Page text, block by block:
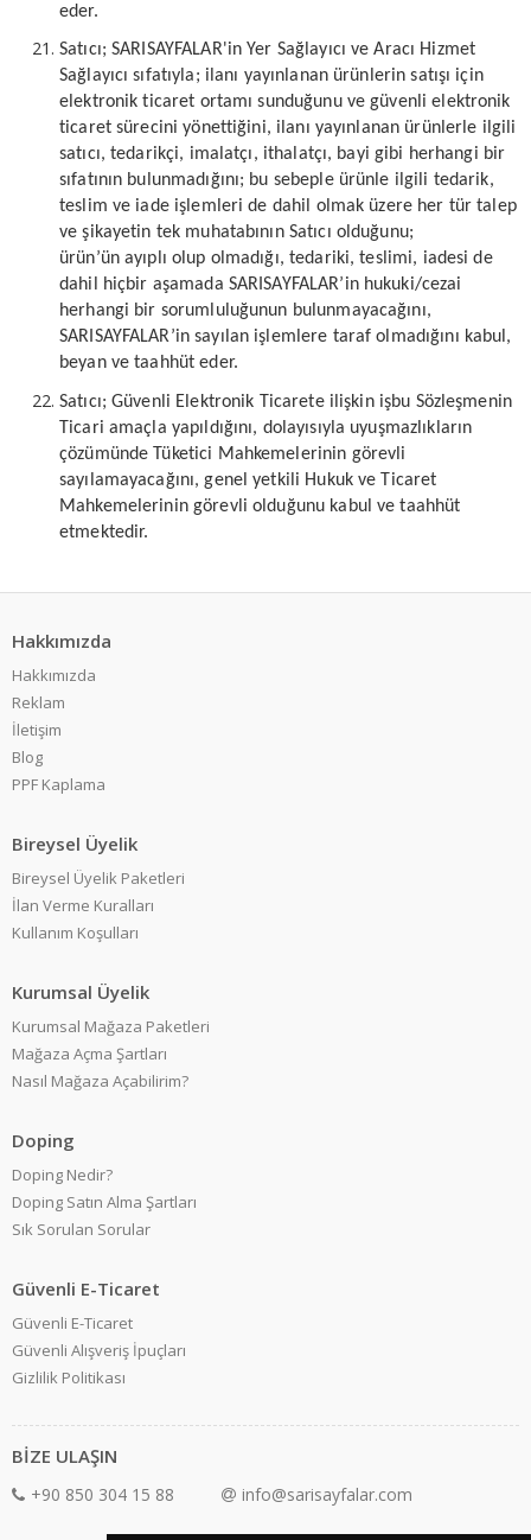
eder.
Satıcı; SARISAYFALAR'in Yer Sağlayıcı ve Aracı Hizmet
Sağlayıcı sıfatıyla; ilanı yayınlanan ürünlerin satışı için
elektronik ticaret ortamı sunduğunu ve güvenli elektronik
ticaret sürecini yönettiğini, ilanı yayınlanan ürünlerle ilgili
satıcı, tedarikçi, imalatçı, ithalatçı, bayi gibi herhangi bir
sıfatının bulunmadığını; bu sebeple ürünle ilgili tedarik,
teslim ve iade işlemleri de dahil olmak üzere her tür talep
ve şikayetin tek muhatabının Satıcı olduğunu;
ürün’ün ayıplı olup olmadığı, tedariki, teslimi, iadesi de
dahil hiçbir aşamada SARISAYFALAR’in hukuki/cezai
herhangi bir sorumluluğunun bulunmayacağını,
SARISAYFALAR’in sayılan işlemlere taraf olmadığını kabul,
beyan ve taahhüt eder.
Satıcı; Güvenli Elektronik Ticarete ilişkin işbu Sözleşmenin
Ticari amaçla yapıldığını, dolayısıyla uyuşmazlıkların
çözümünde Tüketici Mahkemelerinin görevli
sayılamayacağını, genel yetkili Hukuk ve Ticaret
Mahkemelerinin görevli olduğunu kabul ve taahhüt
etmektedir.
Hakkımızda
Hakkımızda
Reklam
İletişim
Blog
PPF Kaplama
Bireysel Üyelik
Bireysel Üyelik Paketleri
İlan Verme Kuralları
Kullanım Koşulları
Kurumsal Üyelik
Kurumsal Mağaza Paketleri
Mağaza Açma Şartları
Nasıl Mağaza Açabilirim?
Doping
Doping Nedir?
Doping Satın Alma Şartları
Sık Sorulan Sorular
Güvenli E-Ticaret
Güvenli E-Ticaret
Güvenli Alışveriş İpuçları
Gizlilik Politikası
BİZE ULAŞIN
+90 850 304 15 88 info@sarisayfalar.com